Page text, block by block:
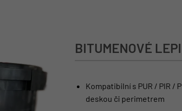
BITUMENOVÉ
Kompatibilní s PUR / PIR /
deskou či perimetrem